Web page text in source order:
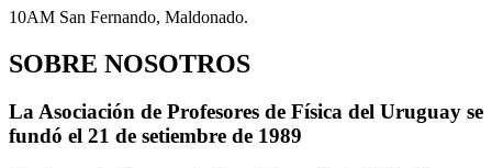
10AM San Fernando, Maldonado.
SOBRE NOSOTROS
La Asociación de Profesores de Física del Uruguay se
fundó el 21 de setiembre de 1989